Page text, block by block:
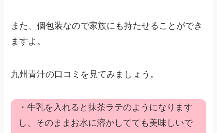
また、個包装なので家族にも持たせることができ
ますよ。
九州青汁の口コミを見てみましょう。
・牛乳を入れると抹茶ラテのようになります
し、そのままお水に溶かしてても美味しいで